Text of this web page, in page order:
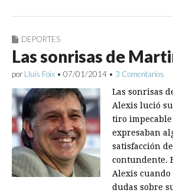
DEPORTES
Las sonrisas de
por Lluís Foix • 07/01/2014 • 3 Comentarios
Las sonrisas
Alexis lució
tiro
expresaban
satisfacción
contundente.
Alexis cuando
dudas sobre